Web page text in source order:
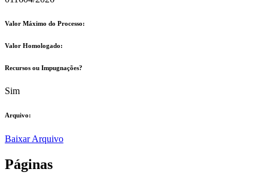
Valor Máximo do Processo: ​
Valor Homologado: ​
Recursos ou Impugnações? ​
Sim
Arquivo:
Baixar Arquivo
Páginas